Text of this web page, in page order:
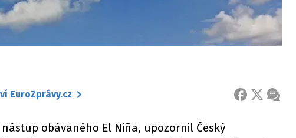
EuroZprávy.cz FACEBOOK
X
obávaného El Niña, upozornil Český